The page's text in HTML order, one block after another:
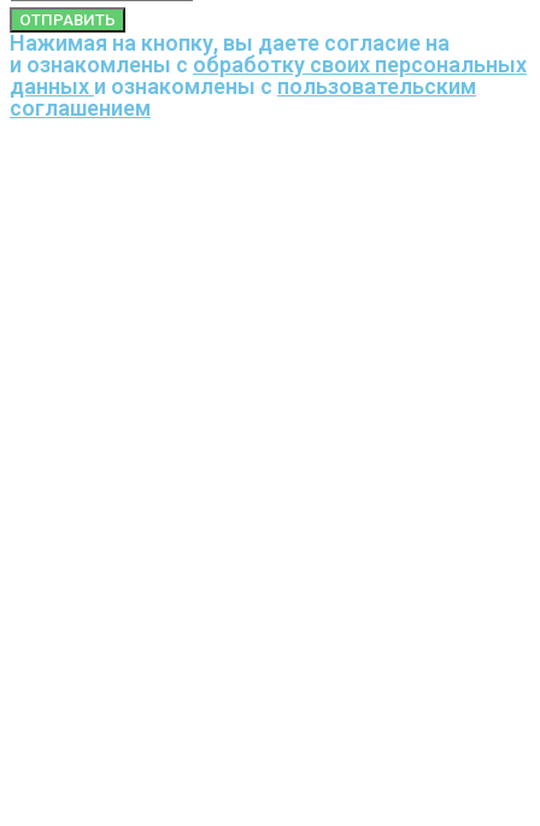
ОТПРАВИТЬ
Нажимая на кнопку, вы даете согласие на
и ознакомлены с обработку своих персональных
данных и ознакомлены с пользовательским
соглашением